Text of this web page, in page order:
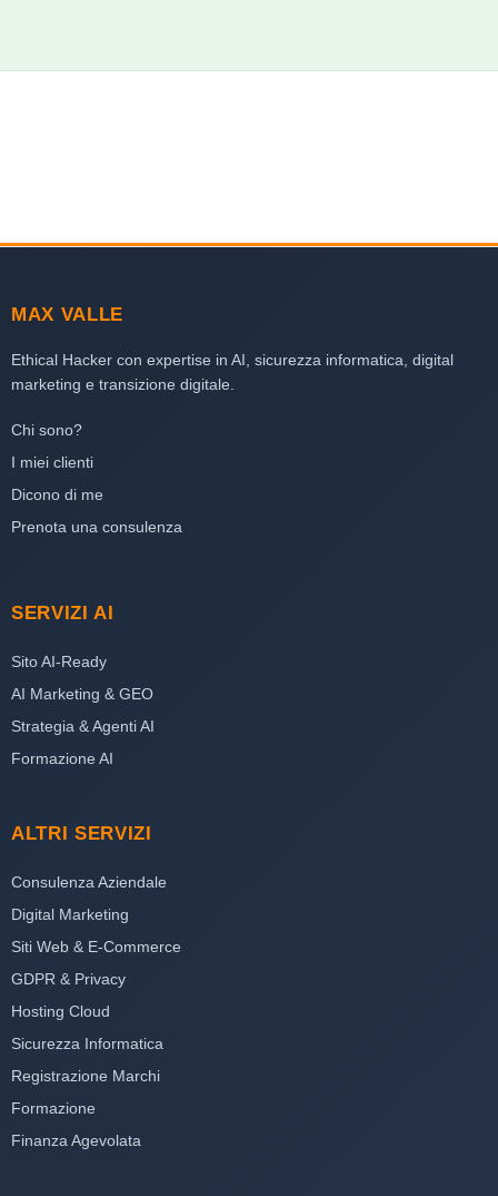
MAX VALLE
Ethical Hacker con expertise in AI, sicurezza informatica, digital
marketing e transizione digitale.
Chi sono?
I miei clienti
Dicono di me
Prenota una consulenza
SERVIZI AI
Sito AI-Ready
AI Marketing & GEO
Strategia & Agenti AI
Formazione AI
ALTRI SERVIZI
Consulenza Aziendale
Digital Marketing
Siti Web & E-Commerce
GDPR & Privacy
Hosting Cloud
Sicurezza Informatica
Registrazione Marchi
Formazione
Finanza Agevolata